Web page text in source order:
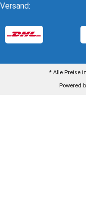
Versand:
* Alle Preise
Powered